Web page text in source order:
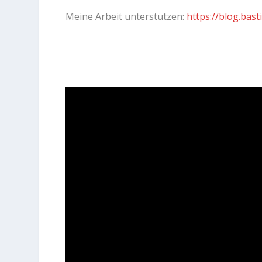
Meine Arbeit unterstützen: https://